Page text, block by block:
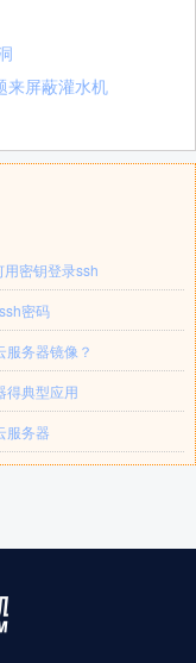
来屏蔽灌水机
密钥登录ssh
密码
服务器镜像？
得典型应用
服务器